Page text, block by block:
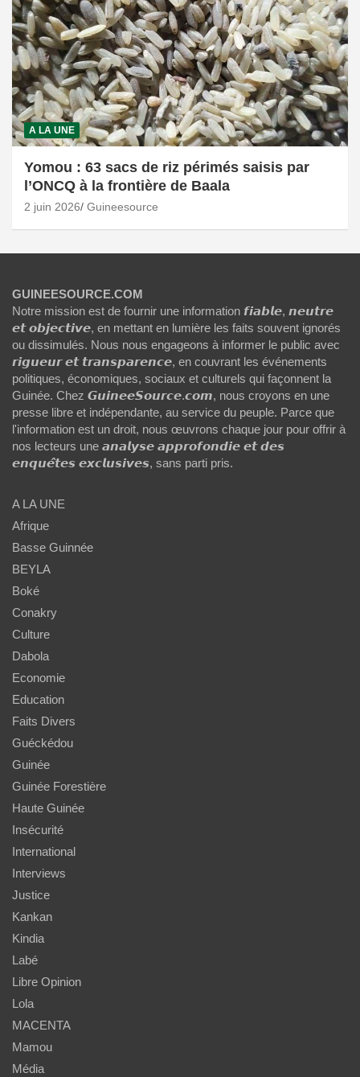
A LA UNE
Yomou : 63 sacs de riz périmés saisis par
l’ONCQ à la frontière de Baala
2 juin 2026 Guineesource
GUINEESOURCE.COM
Notre mission est de fournir une information 𝙛𝙞𝙖𝙗𝙡𝙚, 𝙣𝙚𝙪𝙩𝙧𝙚
𝙚𝙩 𝙤𝙗𝙟𝙚𝙘𝙩𝙞𝙫𝙚, en mettant en lumière les faits souvent ignorés
ou dissimulés. Nous nous engageons à informer le public avec
𝙧𝙞𝙜𝙪𝙚𝙪𝙧 𝙚𝙩 𝙩𝙧𝙖𝙣𝙨𝙥𝙖𝙧𝙚𝙣𝙘𝙚, en couvrant les événements
politiques, économiques, sociaux et culturels qui façonnent la
Guinée. Chez 𝙂𝙪𝙞𝙣𝙚𝙚𝙎𝙤𝙪𝙧𝙘𝙚.𝙘𝙤𝙢, nous croyons en une
presse libre et indépendante, au service du peuple. Parce que
l'information est un droit, nous œuvrons chaque jour pour offrir à
nos lecteurs une 𝙖𝙣𝙖𝙡𝙮𝙨𝙚 𝙖𝙥𝙥𝙧𝙤𝙛𝙤𝙣𝙙𝙞𝙚 𝙚𝙩 𝙙𝙚𝙨
𝙚𝙣𝙦𝙪𝙚̂𝙩𝙚𝙨 𝙚𝙭𝙘𝙡𝙪𝙨𝙞𝙫𝙚𝙨, sans parti pris.
A LA UNE
Afrique
Basse Guinnée
BEYLA
Boké
Conakry
Culture
Dabola
Economie
Education
Faits Divers
Guéckédou
Guinée
Guinée Forestière
Haute Guinée
Insécurité
International
Interviews
Justice
Kankan
Kindia
Labé
Libre Opinion
Lola
MACENTA
Mamou
Média